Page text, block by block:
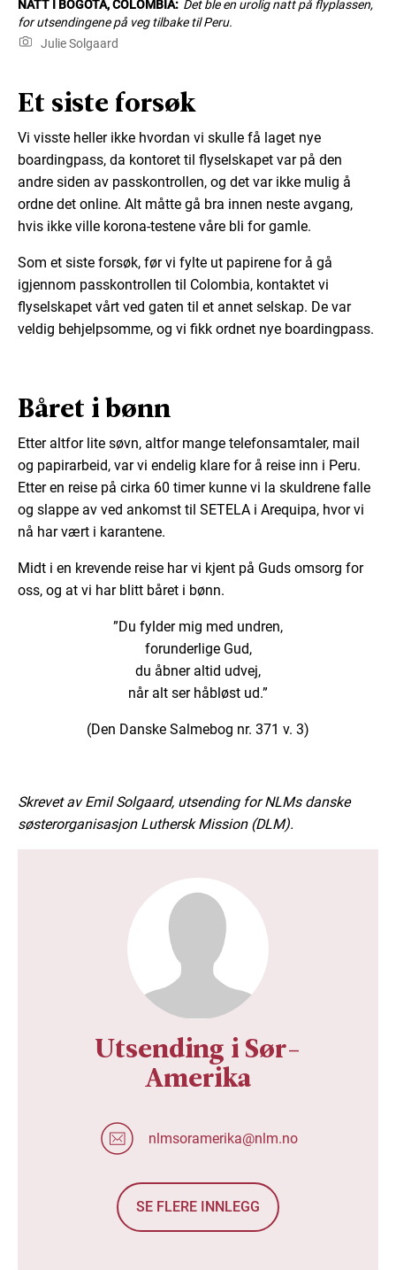
NATT I BOGOTA, COLOMBIA: Det ble en urolig natt på flyplassen,
for utsendingene på veg tilbake til Peru.
Julie Solgaard
Et siste forsøk
Vi visste heller ikke hvordan vi skulle få laget nye
boardingpass, da kontoret til flyselskapet var på den
andre siden av passkontrollen, og det var ikke mulig å
ordne det online. Alt måtte gå bra innen neste avgang,
hvis ikke ville korona-testene våre bli for gamle.
Som et siste forsøk, før vi fylte ut papirene for å gå
igjennom passkontrollen til Colombia, kontaktet vi
flyselskapet vårt ved gaten til et annet selskap. De var
veldig behjelpsomme, og vi fikk ordnet nye boardingpass.
Båret i bønn
Etter altfor lite søvn, altfor mange telefonsamtaler, mail
og papirarbeid, var vi endelig klare for å reise inn i Peru.
Etter en reise på cirka 60 timer kunne vi la skuldrene falle
og slappe av ved ankomst til SETELA i Arequipa, hvor vi
nå har vært i karantene.
Midt i en krevende reise har vi kjent på Guds omsorg for
oss, og at vi har blitt båret i bønn.
”Du fylder mig med undren,
forunderlige Gud,
du åbner altid udvej,
når alt ser håbløst ud.”
(Den Danske Salmebog nr. 371 v. 3)
Skrevet av Emil Solgaard, utsending for NLMs danske
søsterorganisasjon Luthersk Mission (DLM).
Utsending i Sør-
Amerika
nlmsoramerika@nlm.no
SE FLERE INNLEGG